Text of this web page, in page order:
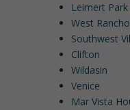
Leimert Park
West
Southwest
Clifton
Wildasin
Venice
Mar Vista